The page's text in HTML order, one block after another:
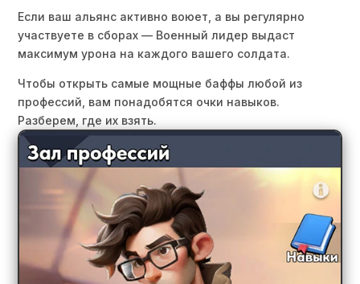
Если ваш альянс активно воюет, а вы регулярно
участвуете в сборах — Военный лидер выдаст
максимум урона на каждого вашего солдата.
Чтобы открыть самые мощные баффы любой из
профессий, вам понадобятся очки навыков.
Разберем, где их взять.